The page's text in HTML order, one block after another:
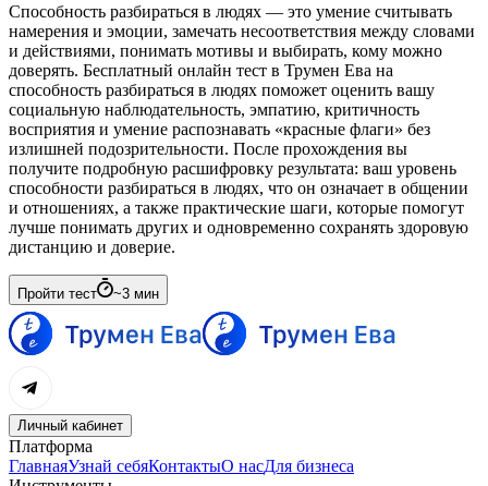
Способность разбираться в людях — это умение считывать
намерения и эмоции, замечать несоответствия между словами
и действиями, понимать мотивы и выбирать, кому можно
доверять. Бесплатный онлайн тест в Трумен Ева на
способность разбираться в людях поможет оценить вашу
социальную наблюдательность, эмпатию, критичность
восприятия и умение распознавать «красные флаги» без
излишней подозрительности. После прохождения вы
получите подробную расшифровку результата: ваш уровень
способности разбираться в людях, что он означает в общении
и отношениях, а также практические шаги, которые помогут
лучше понимать других и одновременно сохранять здоровую
дистанцию и доверие.
Пройти тест ~3 мин
Личный кабинет
Платформа
ГлавнаяУзнай себяКонтактыО насДля бизнеса